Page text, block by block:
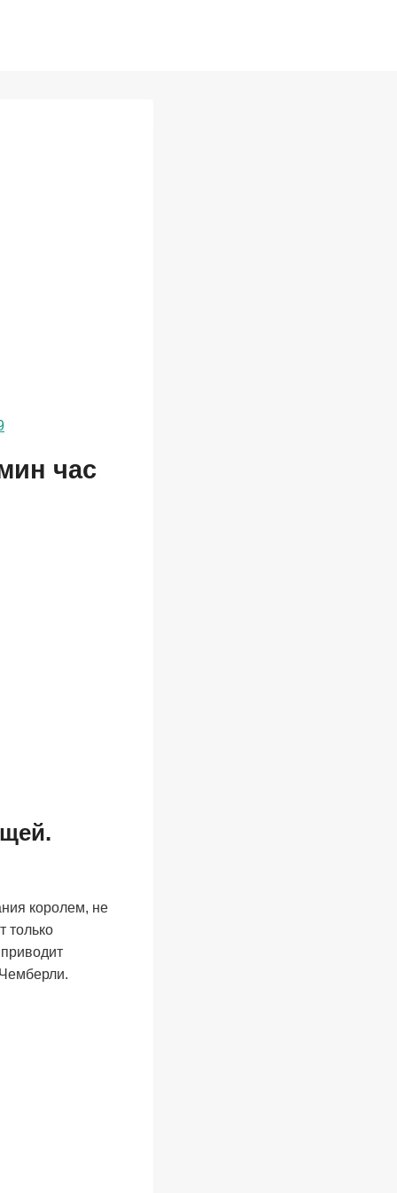
час
королем, не
только